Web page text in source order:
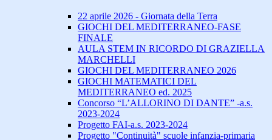
22 aprile 2026 - Giornata della Terra
GIOCHI DEL MEDITERRANEO-FASE
FINALE
AULA STEM IN RICORDO DI GRAZIELLA
MARCHELLI
GIOCHI DEL MEDITERRANEO 2026
GIOCHI MATEMATICI DEL
MEDITERRANEO ed. 2025
Concorso “L’ALLORINO DI DANTE” -a.s.
2023-2024
Progetto FAI-a.s. 2023-2024
Progetto "Continuità" scuole infanzia-primaria